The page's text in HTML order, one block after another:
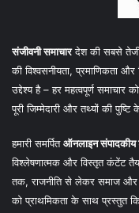
संजीवनी समाचारदेश की सबसे तेजी
की विश्वसनीयता, प्रमाणिकता और
उद्देश्य है – हर महत्वपूर्ण
पूरी जिम्मेदारी और तथ्यों की पुष्टि
हमारी समर्पितऑनलाइन संपादकीय
विश्लेषणात्मक और विस्तृत कंटेंट
तक, राजनीति से लेकर समाज
को प्राथमिकता के साथ प्रस्तुत